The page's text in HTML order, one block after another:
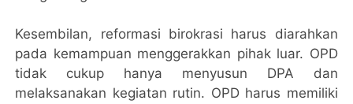
Kesembilan, reformasi birokrasi harus diarahkan
pada kemampuan menggerakkan pihak luar. OPD
tidak cukup hanya menyusun DPA dan
melaksanakan kegiatan rutin. OPD harus memiliki